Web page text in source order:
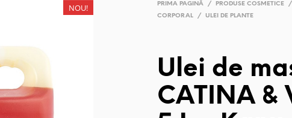
NOU! PRIMA PAGINĂ / PRODUSE COSMETICE /
CORPORAL
/ ULEI DE PLANTE
Ulei de
CATINA &